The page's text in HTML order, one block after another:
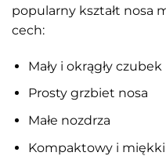
popularny kształt nosa
cech:
Mały i okrągły czubek
Prosty grzbiet nosa
Małe nozdrza
Kompaktowy i